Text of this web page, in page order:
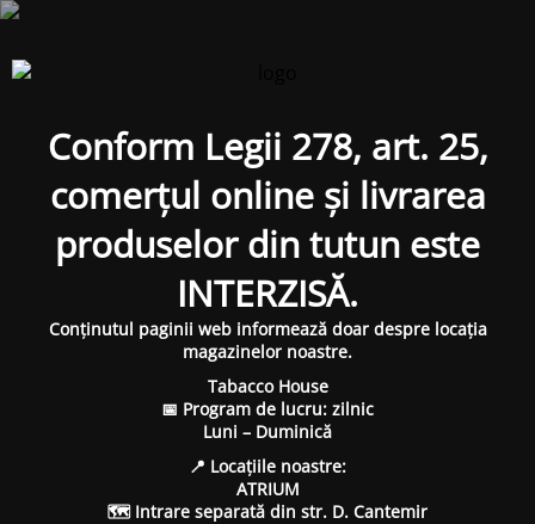
Conform Legii 278, art. 25,
comerțul online și livrarea
produselor din tutun este
INTERZISĂ.
Conținutul paginii web informează doar despre locația
magazinelor noastre.
Tabacco House
📅 Program de lucru: zilnic
Luni – Duminică
📍 Locațiile noastre:
ATRIUM
🗺 Intrare separată din str. D. Cantemir